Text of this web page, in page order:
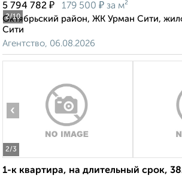
2/10
5 794 782 ₽ 179 500 ₽ за м²
Октябрьский район, ЖК Урман Сити,
Сити
Агентство, 06.08.2026
2/3
‹
1-к квартира, на длительный срок,